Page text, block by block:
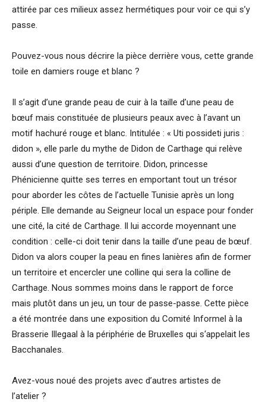
attirée par ces milieux assez hermétiques pour voir ce qui s’y
passe.
Pouvez-vous nous décrire la pièce derrière vous, cette grande
toile en damiers rouge et blanc ?
Il s’agit d’une grande peau de cuir à la taille d’une peau de
bœuf mais constituée de plusieurs peaux avec à l’avant un
motif hachuré rouge et blanc. Intitulée : « Uti possideti juris :
didon », elle parle du mythe de Didon de Carthage qui relève
aussi d’une question de territoire. Didon, princesse
Phénicienne quitte ses terres en emportant tout un trésor
pour aborder les côtes de l’actuelle Tunisie après un long
périple. Elle demande au Seigneur local un espace pour fonder
une cité, la cité de Carthage. Il lui accorde moyennant une
condition : celle-ci doit tenir dans la taille d’une peau de bœuf.
Didon va alors couper la peau en fines lanières afin de former
un territoire et encercler une colline qui sera la colline de
Carthage. Nous sommes moins dans le rapport de force
mais plutôt dans un jeu, un tour de passe-passe. Cette pièce
a été montrée dans une exposition du Comité Informel à la
Brasserie Illegaal à la périphérie de Bruxelles qui s‘appelait les
Bacchanales.
Avez-vous noué des projets avec d’autres artistes de
l’atelier ?